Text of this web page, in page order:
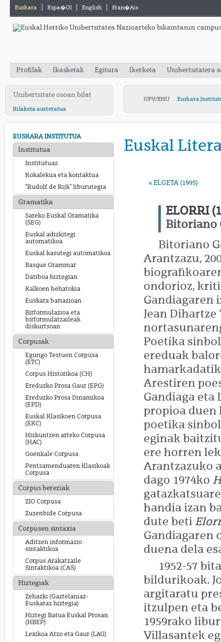
Euskara Espa�ol English Fran�ais
Profilak Ikasketak Egitura Ikerketa Unibertsitatera
Bilaketa aurreratua
UPV/EHU Euskara
EUSKARA INSTITUTUA
Institutua
Institutuaz
Kokalekua eta kontaktua
"Rudolf de Rijk" liburutegia
Gramatika
Sareko Euskal Gramatika
(SEG)
Euskal adizkitegi
automatikoa
Euskal kasutegi automatikoa
Basque Grammar
Datiboa hiztegian
Kalkoen behatokia
Euskara bariazioan
Birformulazioa eta
birformulatzaileak
diskurtsoan
Corpusak
Egungo Testuen Corpusa
(ETC)
Corpus Historikoa (CH)
Ereduzko Prosa Gaur (EPG)
Ereduzko Prosa Dinamikoa
(EPD)
Euskal Klasikoen Corpusa
(EKC)
Hizkuntzen arteko Corpusa
(HAC)
Goenkale Corpusa
Pentsamenduaren Klasikoak
Corpusa
Corpus bereziak
ZIO Corpusa
Zuzenbide Corpusa
Corpusen sintaxia
Aditzen informazio
sintaktikoa
Corpus Arakatzaile
Sintaktikoa (CAS)
Hiztegiak
Zehazki (Gaztelaniaz-
Euskaraz hiztegia)
Hiztegi Batua Euskal Prosan
(HBEP)
Lexikoa Atzo eta Gaur (LAG)
Euskal
« ELGETA (1995)
ELORRI
Bitoriano
Bitoriano
Arantzazu,
ondorioz,
Gandiagaren
Jean
Poetika
ereduak
Arestiren
Gandiaga eta
propioa duen
poetika
eginak
ere horren
Arantzazuko
dago 1974ko
handia izan
dute beti
Gandiagaren
duena dela
1952-57
bildurikoak.
argitaratu
itzulpen eta
1959rako
Villasantek